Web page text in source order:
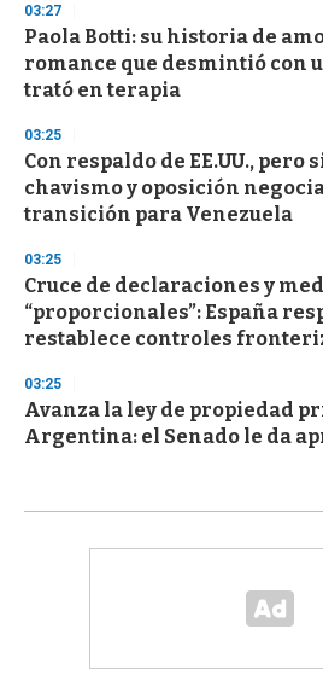
03:27
Paola Botti: su historia de
romance que desmintió con
trató en terapia
03:25
Con respaldo de EE.UU., pero
chavismo y oposición
transición para Venezuela
03:25
Cruce de declaraciones y
“proporcionales”: España
restablece controles
03:25
Avanza la ley de propiedad
Argentina: el Senado le da